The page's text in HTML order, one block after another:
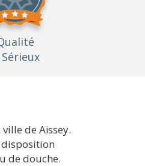
de Aïssey.
disposition
de douche.